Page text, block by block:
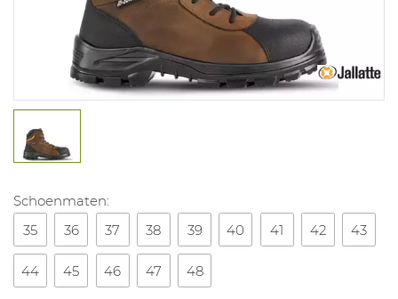
Schoenmaten:
35
36 37 38 39 40 41 42 43
44 45 46 47 48